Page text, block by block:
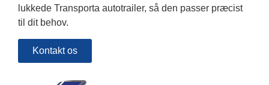
lukkede Transporta autotrailer, så den passer præcist
til dit behov.
Kontakt os